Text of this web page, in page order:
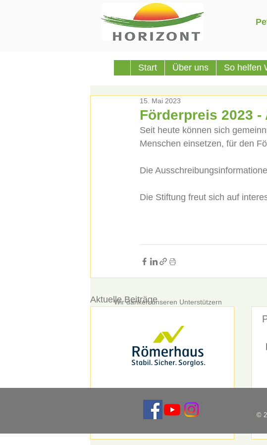
Start Über uns So helfen
Förderpreis 2023
15. Mai 2023
Seit heute können sich
Menschen einsetzen, für den
Die
Die Stiftung freut sich auf
Aktuelle Beiträge
Wir danken unseren Unterstützern
©